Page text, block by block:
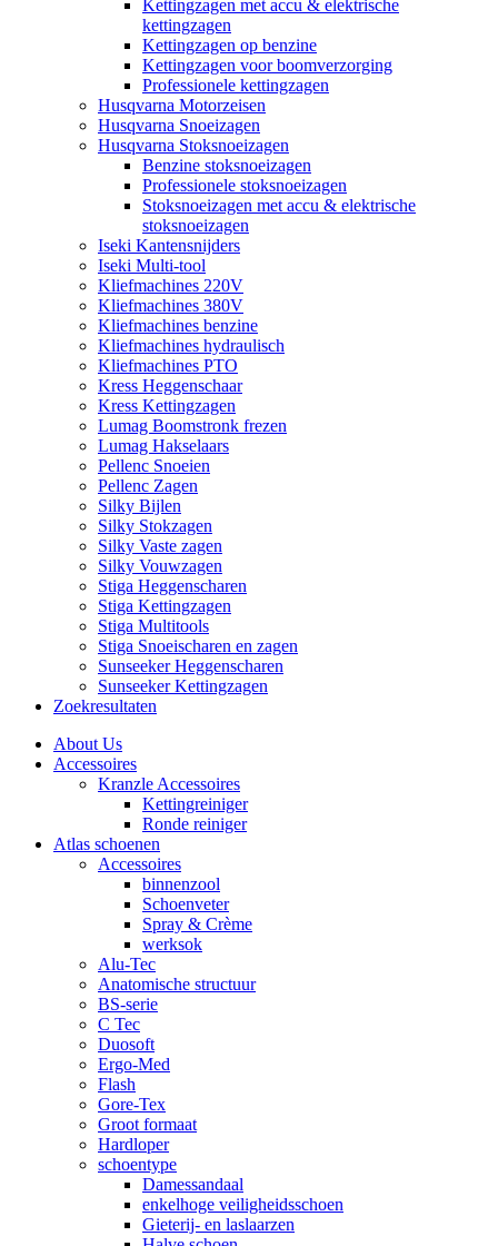
Kettingzagen met accu & elektrische
kettingzagen
Kettingzagen op benzine
Kettingzagen voor boomverzorging
Professionele kettingzagen
Husqvarna Motorzeisen
Husqvarna Snoeizagen
Husqvarna Stoksnoeizagen
Benzine stoksnoeizagen
Professionele stoksnoeizagen
Stoksnoeizagen met accu & elektrische
stoksnoeizagen
Iseki Kantensnijders
Iseki Multi-tool
Kliefmachines 220V
Kliefmachines 380V
Kliefmachines benzine
Kliefmachines hydraulisch
Kliefmachines PTO
Kress Heggenschaar
Kress Kettingzagen
Lumag Boomstronk frezen
Lumag Hakselaars
Pellenc Snoeien
Pellenc Zagen
Silky Bijlen
Silky Stokzagen
Silky Vaste zagen
Silky Vouwzagen
Stiga Heggenscharen
Stiga Kettingzagen
Stiga Multitools
Stiga Snoeischaren en zagen
Sunseeker Heggenscharen
Sunseeker Kettingzagen
Zoekresultaten
About Us
Accessoires
Kranzle Accessoires
Kettingreiniger
Ronde reiniger
Atlas schoenen
Accessoires
binnenzool
Schoenveter
Spray & Crème
werksok
Alu-Tec
Anatomische structuur
BS-serie
C Tec
Duosoft
Ergo-Med
Flash
Gore-Tex
Groot formaat
Hardloper
schoentype
Damessandaal
enkelhoge veiligheidsschoen
Gieterij- en laslaarzen